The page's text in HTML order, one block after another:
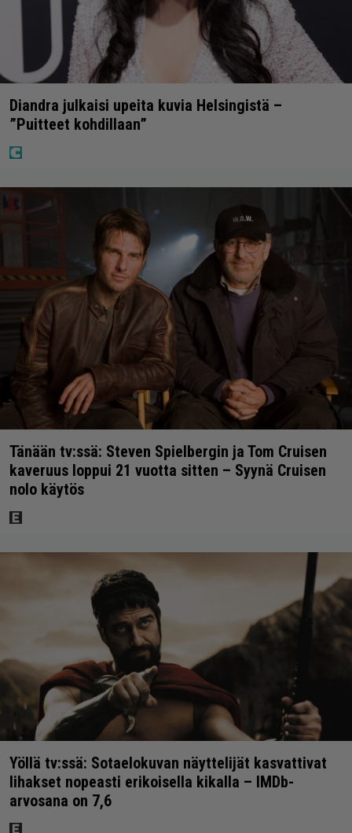
Diandra julkaisi upeita kuvia Helsingistä –
”Puitteet kohdillaan”
Tänään tv:ssä: Steven Spielbergin ja Tom Cruisen
kaveruus loppui 21 vuotta sitten – Syynä Cruisen
nolo käytös
Yöllä tv:ssä: Sotaelokuvan näyttelijät kasvattivat
lihakset nopeasti erikoisella kikalla – IMDb-
arvosana on 7,6